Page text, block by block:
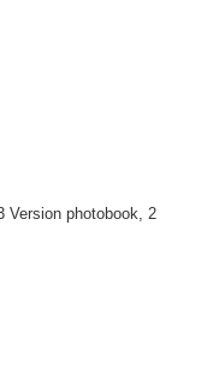
Version photobook, 2